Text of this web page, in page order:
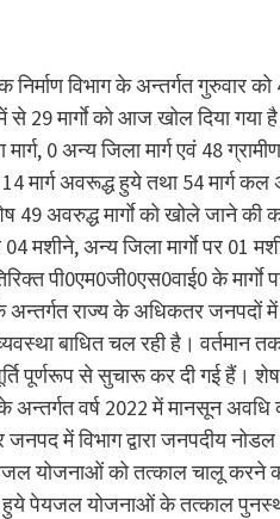
निर्माण विभाग के अन्तर्गत गुरुवार
से 29 मार्गाे को आज खोल दिया गया
0 अन्य जिला मार्ग एवं 48
मार्ग अवरूद्ध हुये तथा 54 मार्ग
49 अवरुद्ध मार्गाे को खोले जाने की
04 मशीने, अन्य जिला मार्गाे पर 01
पी0एम0जी0एस0वाई0 के मार्गाे
अन्तर्गत राज्य के अधिकतर जनपदों
बाधित चल रही है। वर्तमान
पूर्णरूप से सुचारू कर दी गई हैं। शेष
वर्ष 2022 में मानसून अवधि
जनपद में विभाग द्वारा जनपदीय
योजनाओं को तत्काल चालू करने
पेयजल योजनाओं के तत्काल